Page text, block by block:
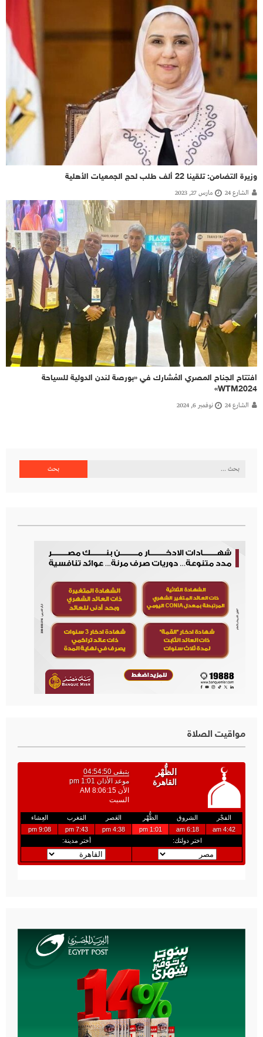
وزيرة التضامن: تلقينا 22 ألف طلب لحج الجمعيات الأهلية
الشارع 24 مارس 27, 2023
افتتاح الجناح المصري المُشارك في «بورصة لندن الدولية للسياحة
WTM2024»
الشارع 24 نوفمبر 6, 2024
البحث
مواقيت الصلاة